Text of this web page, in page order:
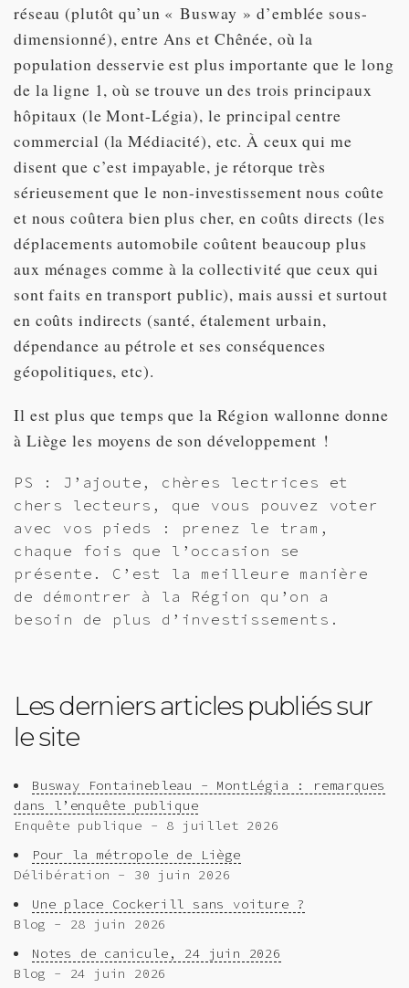
réseau (plutôt qu’un « Busway » d’emblée sous-
dimensionné), entre Ans et Chênée, où la
population desservie est plus importante que le long
de la ligne 1, où se trouve un des trois principaux
hôpitaux (le Mont-Légia), le principal centre
commercial (la Médiacité), etc. À ceux qui me
disent que c’est impayable, je rétorque très
sérieusement que le non-investissement nous coûte
et nous coûtera bien plus cher, en coûts directs (les
déplacements automobile coûtent beaucoup plus
aux ménages comme à la collectivité que ceux qui
sont faits en transport public), mais aussi et surtout
en coûts indirects (santé, étalement urbain,
dépendance au pétrole et ses conséquences
géopolitiques, etc).
Il est plus que temps que la Région wallonne donne
à Liège les moyens de son développement !
PS : J’ajoute, chères lectrices et
chers lecteurs, que vous pouvez voter
avec vos pieds : prenez le tram,
chaque fois que l’occasion se
présente. C’est la meilleure manière
de démontrer à la Région qu’on a
besoin de plus d’investissements.
Les derniers articles publiés sur
le site
Busway Fontainebleau - MontLégia : remarques
dans l’enquête publique
Enquête publique - 8 juillet 2026
Pour la métropole de Liège
Délibération - 30 juin 2026
Une place Cockerill sans voiture ?
Blog - 28 juin 2026
Notes de canicule, 24 juin 2026
Blog - 24 juin 2026